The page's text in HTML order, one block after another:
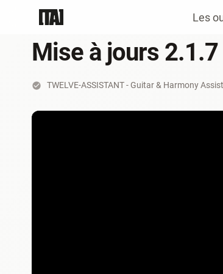
Les
Mise à jours
TWELVE-ASSISTANT - Guitar & Harmony